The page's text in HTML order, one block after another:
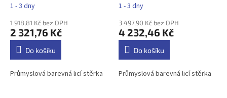
1 - 3 dny
1 918,81 Kč bez DPH
2 321,76 Kč
Do košíku
Průmyslová barevná licí stěrka
1 - 3 dny
3 497,90 Kč bez DPH
4 232,46 Kč
Do košíku
Průmyslová barevná licí stěrka